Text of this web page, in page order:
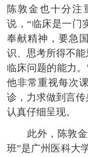
陈敦金也十分注
说，“临床是一门
奉献精神，要急
识、思考所得不
临床问题的能力
他非常重视每次
诊，力求做到言
认真仔细呈现。
此外，陈敦金
班”是广州医科大